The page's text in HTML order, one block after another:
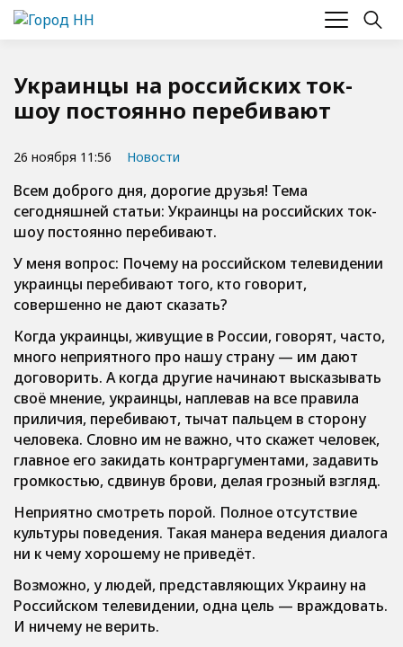
Украинцы на российских ток-
шоу постоянно перебивают
26 ноября 11:56 Новости
Всем доброго дня, дорогие друзья! Тема
сегодняшней статьи: Украинцы на российских ток-
шоу постоянно перебивают.
У меня вопрос: Почему на российском телевидении
украинцы перебивают того, кто говорит,
совершенно не дают сказать?
Когда украинцы, живущие в России, говорят, часто,
много неприятного про нашу страну — им дают
договорить. А когда другие начинают высказывать
своё мнение, украинцы, наплевав на все правила
приличия, перебивают, тычат пальцем в сторону
человека. Словно им не важно, что скажет человек,
главное его закидать контраргументами, задавить
громкостью, сдвинув брови, делая грозный взгляд.
Неприятно смотреть порой. Полное отсутствие
культуры поведения. Такая манера ведения диалога
ни к чему хорошему не приведёт.
Возможно, у людей, представляющих Украину на
Российском телевидении, одна цель — враждовать.
И ничему не верить.